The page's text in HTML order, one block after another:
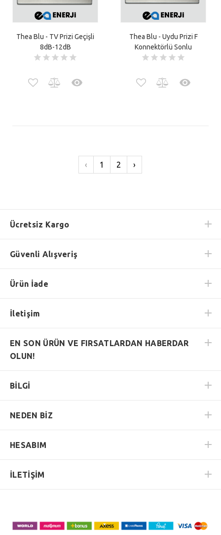
Thea Blu - TV Prizi Geçişli
8dB-12dB
Thea Blu - Uydu Prizi F
Konnektörlü Sonlu
‹ 1 2 ›
Ücretsiz Kargo
Güvenli Alışveriş
Ürün İade
İletişim
EN SON ÜRÜN VE FIRSATLARDAN HABERDAR
OLUN!
BİLGİ
NEDEN BİZ
HESABIM
İLETİŞİM